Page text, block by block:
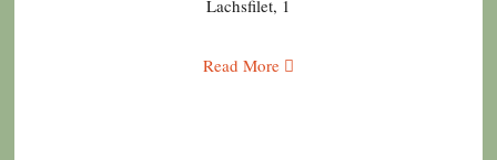
Lachsfilet, 1
Read More